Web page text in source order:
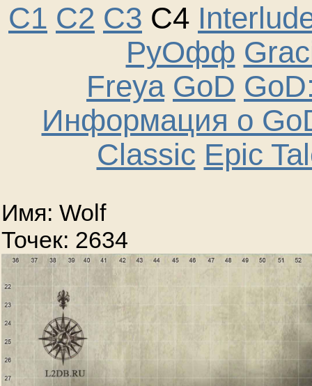
C1 C2 C3 C4
РуОфф
Freya GoD
Информация о
Classic Epic
Имя: Wolf
Точек: 2634